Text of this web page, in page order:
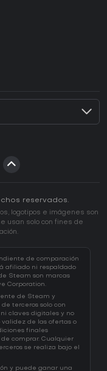
reservados.
logotipos e imágenes son
usan solo con fines de
de comparación
afiliado ni respaldado
Steam son marcas
Corporation.
de Steam y
terceros solo con
claves digitales y no
de las ofertas o
finales
comprar. Cualquier
se realiza bajo el
y puede ganar una